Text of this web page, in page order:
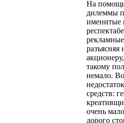
На
дилеммы
именитые
рекламные
такому
немало.
средств:
очень
дорого